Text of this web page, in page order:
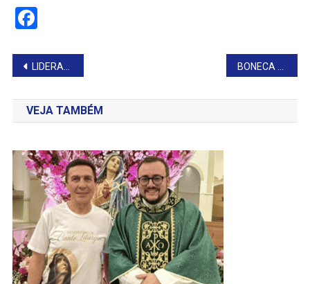
Facebook
Navegação
de
Post
LIDERANÇA FEMININA NA UNESP
VEJA TAMBÉM